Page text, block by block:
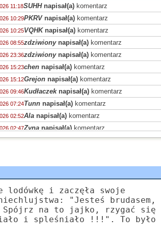
11:18SUHHnapisał(a) komentarz
10:29PKRVnapisał(a) komentarz
10:25VQHKnapisał(a) komentarz
08:55zdziwionynapisał(a) komentarz
23:36zdziwionynapisał(a) komentarz
15:23chen napisał(a) komentarz
15:12Grejon napisał(a) komentarz
09:46Kudłaczeknapisał(a) komentarz
07:24Tunn napisał(a) komentarz
02:52Ala napisał(a) komentarz
02:47Zyna napisał(a) komentarz
01:20S.napisał(a)komentarz
Snapisał(a)komentarz
Stabrosnapisał(a)komentarz
21:43Stabros napisał(a)komentarz
21:38 Stabrosnapisał(a)komentarz
12:00 Ahtohnapisał(a)komentarz
zdziwiony
lodówkę i zaczęła swoje
"Jesteś brudasem,
Spójrz na to jajko, rzygać się
i spleśniało !!!". To było